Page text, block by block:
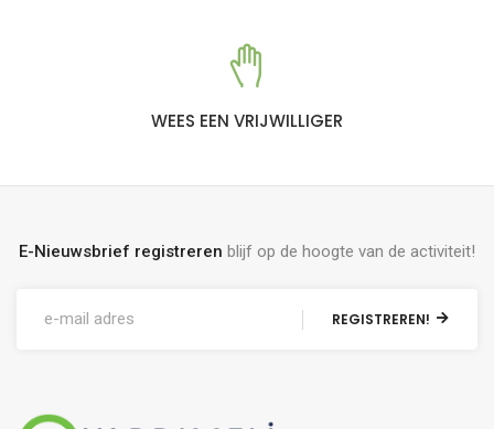
WEES EEN VRIJWILLIGER
E-Nieuwsbrief registreren blijf op de hoogte van de activiteit!
REGISTREREN!